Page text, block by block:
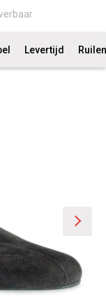
Levertijd